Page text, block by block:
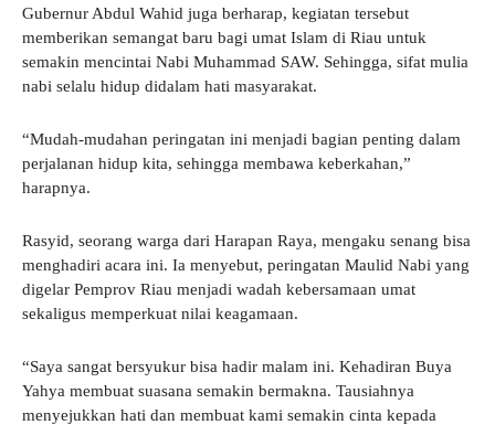
Gubernur Abdul Wahid juga berharap, kegiatan tersebut
memberikan semangat baru bagi umat Islam di Riau untuk
semakin mencintai Nabi Muhammad SAW. Sehingga, sifat mulia
nabi selalu hidup didalam hati masyarakat.
“Mudah-mudahan peringatan ini menjadi bagian penting dalam
perjalanan hidup kita, sehingga membawa keberkahan,”
harapnya.
Rasyid, seorang warga dari Harapan Raya, mengaku senang bisa
menghadiri acara ini. Ia menyebut, peringatan Maulid Nabi yang
digelar Pemprov Riau menjadi wadah kebersamaan umat
sekaligus memperkuat nilai keagamaan.
“Saya sangat bersyukur bisa hadir malam ini. Kehadiran Buya
Yahya membuat suasana semakin bermakna. Tausiahnya
menyejukkan hati dan membuat kami semakin cinta kepada